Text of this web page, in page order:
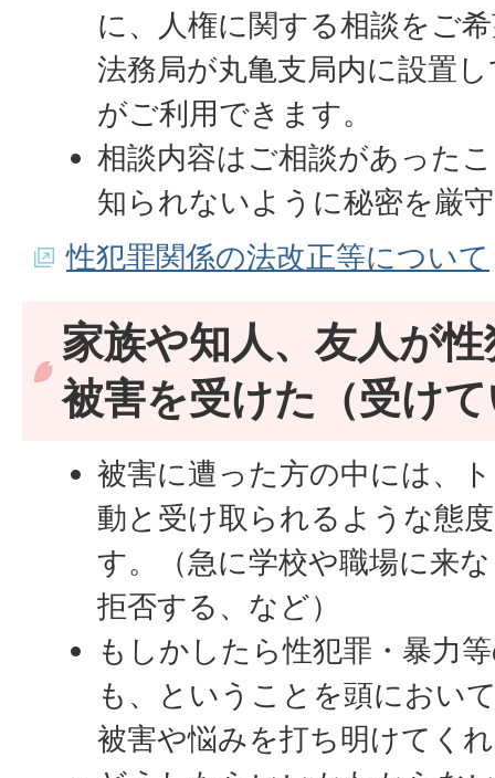
に、人権に関する相談をご
法務局が丸亀支局内に設置
がご利用できます。
相談内容はご相談があった
知られないように秘密を厳
性犯罪関係の法改正等について
家族や知人、友人が
被害を受けた（受け
被害に遭った方の中には、
動と受け取られるような態
す。（急に学校や職場に来
拒否する、など）
もしかしたら性犯罪・暴力
も、ということを頭におい
被害や悩みを打ち明けてく